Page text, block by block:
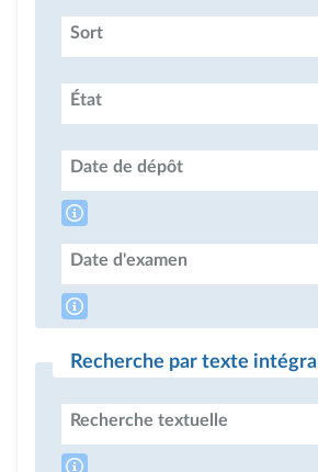
Sort
État
Date de dépôt
Date d'examen
Recherche par texte intégral
Recherche textuelle